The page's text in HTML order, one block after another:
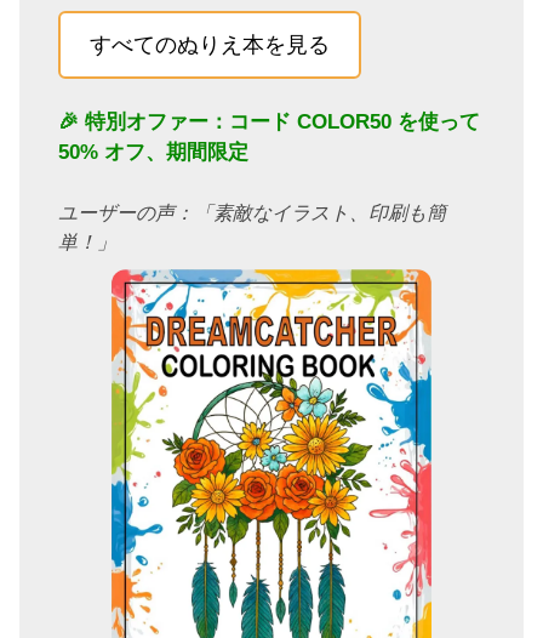
すべてのぬりえ本を見る
🎉 特別オファー：コード COLOR50 を使って
50% オフ、期間限定
ユーザーの声：「素敵なイラスト、印刷も簡
単！」